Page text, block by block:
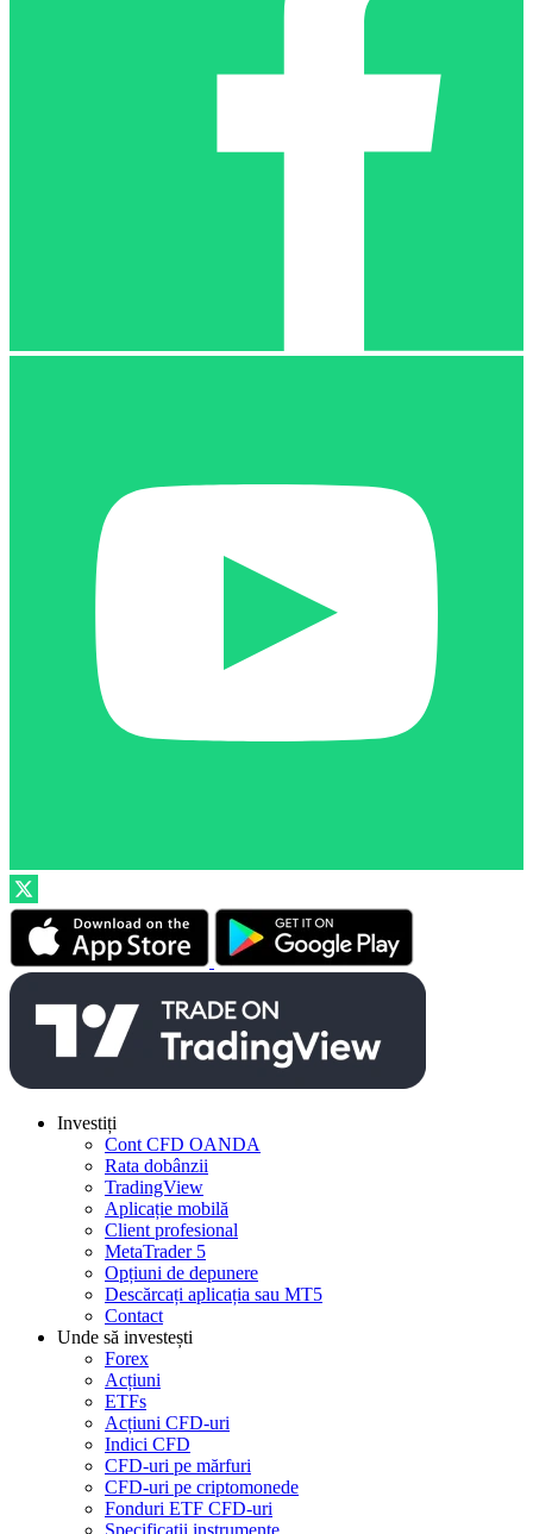
Investiți
Cont CFD OANDA
Rata dobânzii
TradingView
Aplicație mobilă
Client profesional
MetaTrader 5
Opțiuni de depunere
Descărcați aplicația sau MT5
Contact
Unde să investești
Forex
Acțiuni
ETFs
Acțiuni CFD-uri
Indici CFD
CFD-uri pe mărfuri
CFD-uri pe criptomonede
Fonduri ETF CFD-uri